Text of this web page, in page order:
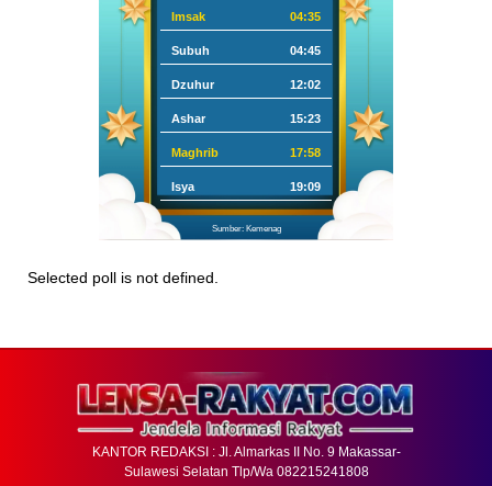
Imsak 04:35
Subuh 04:45
Dzuhur 12:02
Ashar 15:23
Maghrib 17:58
Isya 19:09
Sumber: Kemenag
Selected poll is not defined.
KANTOR REDAKSI : Jl. Almarkas II No. 9 Makassar-
Sulawesi Selatan Tlp/Wa 082215241808